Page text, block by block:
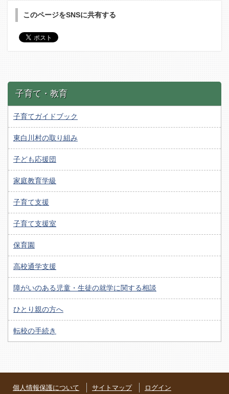
このページをSNSに共有する
子育て・教育
子育てガイドブック
東白川村の取り組み
子ども応援団
家庭教育学級
子育て支援
子育て支援室
保育園
高校通学支援
障がいのある児童・生徒の就学に関する相談
ひとり親の方へ
転校の手続き
個人情報保護について サイトマップ ログイン